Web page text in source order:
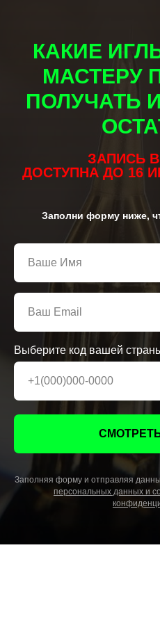
КАКИЕ
МАСТЕРУ
ПОЛУЧАТЬ
ЗАПИСЬ
ДОСТУПНА ДО 16
Заполни форму ниже,
Выберите код вашей
Заполняя форму и отправляя
персональных данных и